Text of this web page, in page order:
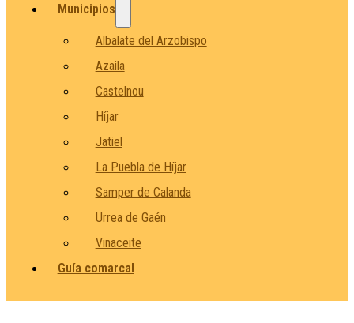
Municipios
Albalate del Arzobispo
Azaila
Castelnou
Híjar
Jatiel
La Puebla de Híjar
Samper de Calanda
Urrea de Gaén
Vinaceite
Guía comarcal